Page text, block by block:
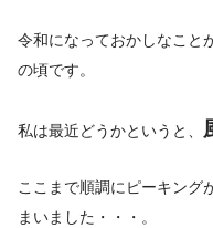
令和になっておかしなこと
の頃です。
私は最近どうかというと、
ここまで順調にピーキング
まいました・・・。